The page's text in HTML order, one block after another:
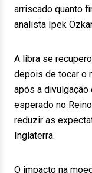
arriscado quanto
analista Ipek
A libra se
depois de tocar o
após a
esperado no
reduzir as
Inglaterra.
O impacto na